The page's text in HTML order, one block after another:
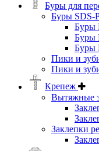
Буры для
Буры SDS-
Буры
Буры
Буры
Пики и
Пики и
Крепеж
Вытяжные
Заклепки